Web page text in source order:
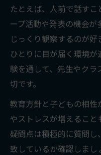
プリスクール
夫
共働き家庭が
家庭方針に寄り添
家庭の教育方
プリスクール
ル
英語環境が選
たとえば、人前で話す
ープ活動や発表の機会が
じっくり観察するのが
ひとりに目が届く環境
験を通して、先生やク
切です。
教育方針と子どもの相
やストレスが増えること
疑問点は積極的に質問
致しているか確認しまし